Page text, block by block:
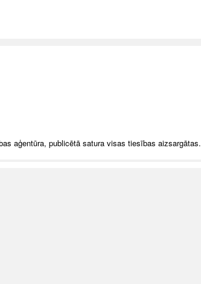
aģentūra, publicētā satura visas tiesības aizsargātas.